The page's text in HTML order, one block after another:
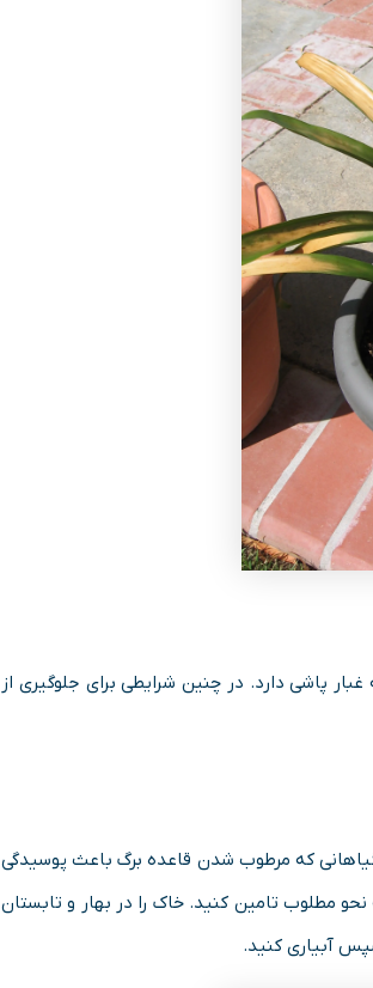
پاشی دارد. در چنین شرایطی برای جلوگیری از
گیاهانی که مرطوب شدن قاعده برگ باعث پوسیدگی
مطلوب تامین کنید. خاک را در بهار و تابستان
آبیاری کنید.